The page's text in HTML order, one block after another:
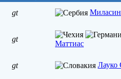
gt
gt
Маттиас
gt Лауко